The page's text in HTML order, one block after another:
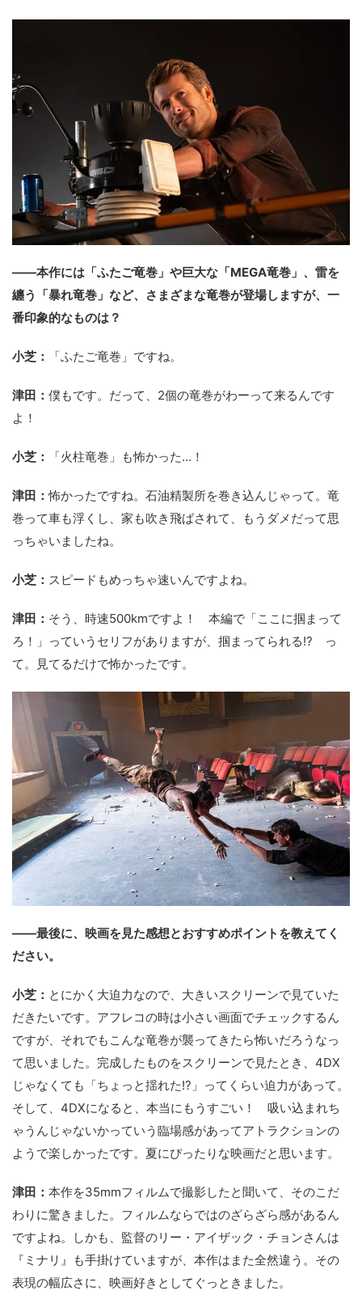
――本作には「ふたご竜巻」や巨大な「MEGA竜巻」、雷を
纏う「暴れ竜巻」など、さまざまな竜巻が登場しますが、一
番印象的なものは？
小芝： 「ふたご竜巻」ですね。
津田： 僕もです。だって、2個の竜巻がわーって来るんです
よ！
小芝： 「火柱竜巻」も怖かった…！
津田：怖かったですね。石油精製所を巻き込んじゃって。竜
巻って車も浮くし、家も吹き飛ばされて、もうダメだって思
っちゃいましたね。
小芝： スピードもめっちゃ速いんですよね。
津田： そう、時速500kmですよ！ 本編で「ここに掴まって
ろ！」っていうセリフがありますが、掴まってられる!? っ
て。見てるだけで怖かったです。
――最後に、映画を見た感想とおすすめポイントを教えてく
ださい。
小芝： とにかく大迫力なので、大きいスクリーンで見ていた
だきたいです。アフレコの時は小さい画面でチェックするん
ですが、それでもこんな竜巻が襲ってきたら怖いだろうなっ
て思いました。完成したものをスクリーンで見たとき、4DX
じゃなくても「ちょっと揺れた!?」ってくらい迫力があって。
そして、4DXになると、本当にもうすごい！ 吸い込まれち
ゃうんじゃないかっていう臨場感があってアトラクションの
ようで楽しかったです。夏にぴったりな映画だと思います。
津田： 本作を35mmフィルムで撮影したと聞いて、そのこだ
わりに驚きました。フィルムならではのざらざら感があるん
ですよね。しかも、監督のリー・アイザック・チョンさんは
『ミナリ』も手掛けていますが、本作はまた全然違う。その
表現の幅広さに、映画好きとしてぐっときました。